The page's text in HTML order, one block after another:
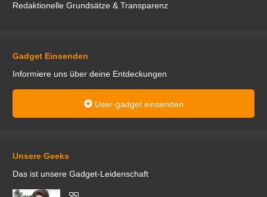
Redaktionelle Grundsätze & Transparenz
Gadget Einsenden
Informiere uns über deine Entdeckungen
User-gadget einsenden
Unsere Geeks
Das ist unsere Gadget-Leidenschaft